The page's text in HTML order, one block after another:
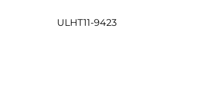
ULHT11-9423